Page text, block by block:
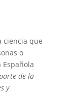
ciencia que
o
Española
de la
y